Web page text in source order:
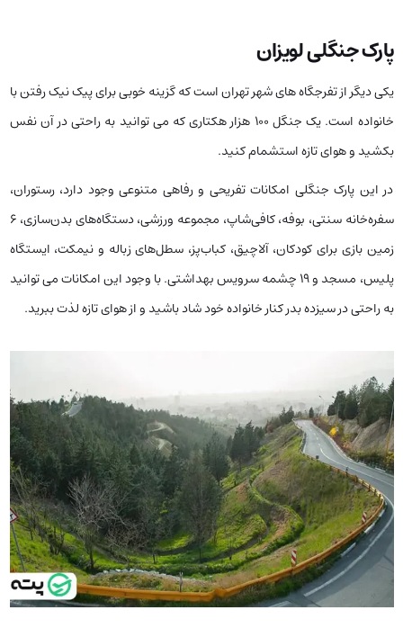
پارک جنگلی لویزان
یکی دیگر از تفرجگاه های شهر تهران است که گزینه خوبی برای پیک نیک رفتن با
خانواده است. یک جنگل 100 هزار هکتاری که می توانید به راحتی در آن نفس
بکشید و هوای تازه استشمام کنید.
در این پارک جنگلی امکانات تفریحی و رفاهی متنوعی وجود دارد، رستوران،
سفره‌خانه سنتی، بوفه، کافی‌شاپ، مجموعه ورزشی، دستگاه‌های بدن‌سازی، ۶
زمین بازی برای کودکان، آلاچیق، کباب‌پز، سطل‌های زباله و نیمکت، ایستگاه
پلیس، مسجد و ۱۹ چشمه سرویس بهداشتی. با وجود این امکانات می توانید
به راحتی در سیزده بدر کنار خانواده خود شاد باشید و از هوای تازه لذت ببرید.